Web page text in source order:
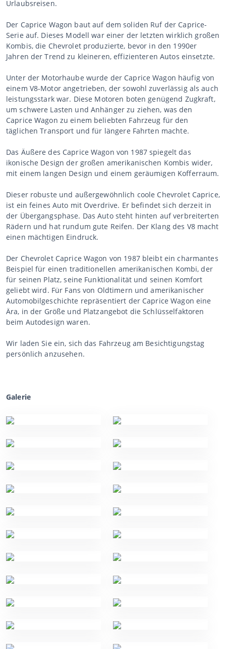
Urlaubsreisen.
Der Caprice Wagon baut auf dem soliden Ruf der Caprice-
Serie auf. Dieses Modell war einer der letzten wirklich großen
Kombis, die Chevrolet produzierte, bevor in den 1990er
Jahren der Trend zu kleineren, effizienteren Autos einsetzte.
Unter der Motorhaube wurde der Caprice Wagon häufig von
einem V8-Motor angetrieben, der sowohl zuverlässig als auch
leistungsstark war. Diese Motoren boten genügend Zugkraft,
um schwere Lasten und Anhänger zu ziehen, was den
Caprice Wagon zu einem beliebten Fahrzeug für den
täglichen Transport und für längere Fahrten machte.
Das Äußere des Caprice Wagon von 1987 spiegelt das
ikonische Design der großen amerikanischen Kombis wider,
mit einem langen Design und einem geräumigen Kofferraum.
Dieser robuste und außergewöhnlich coole Chevrolet Caprice,
ist ein feines Auto mit Overdrive. Er befindet sich derzeit in
der Übergangsphase. Das Auto steht hinten auf verbreiterten
Rädern und hat rundum gute Reifen. Der Klang des V8 macht
einen mächtigen Eindruck.
Der Chevrolet Caprice Wagon von 1987 bleibt ein charmantes
Beispiel für einen traditionellen amerikanischen Kombi, der
für seinen Platz, seine Funktionalität und seinen Komfort
geliebt wird. Für Fans von Oldtimern und amerikanischer
Automobilgeschichte repräsentiert der Caprice Wagon eine
Ära, in der Größe und Platzangebot die Schlüsselfaktoren
beim Autodesign waren.
Wir laden Sie ein, sich das Fahrzeug am Besichtigungstag
persönlich anzusehen.
Galerie